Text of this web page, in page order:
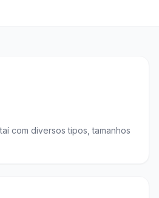
com diversos tipos, tamanhos